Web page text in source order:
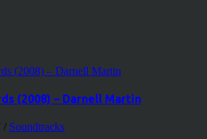
(2008) – Darnell Martin
/ Soundtracks